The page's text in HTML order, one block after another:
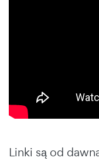
Linki są od